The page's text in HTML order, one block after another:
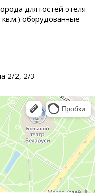
для гостей отеля
оборудованные
2/2, 2/3